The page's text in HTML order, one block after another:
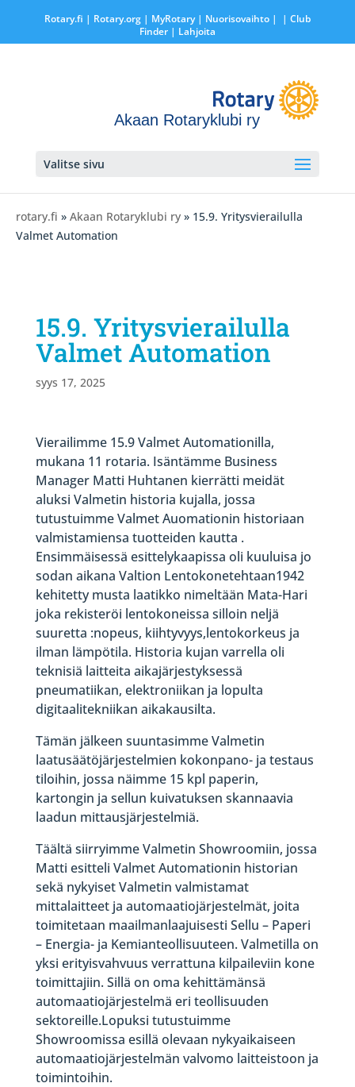
Rotary.fi | Rotary.org| MyRotary | Nuorisovaihto|
| Club
Finder| Lahjoita
Akaan Rotaryklubi ry
Valitse sivu
rotary.fi » Akaan Rotaryklubi ry » 15.9. Yritysvierailulla
Valmet Automation
15.9. Yritysvierailulla
Valmet Automation
syys 17, 2025
Vierailimme 15.9 Valmet Automationilla,
mukana 11 rotaria. Isäntämme Business
Manager Matti Huhtanen kierrätti meidät
aluksi Valmetin historia kujalla, jossa
tutustuimme Valmet Auomationin historiaan
valmistamiensa tuotteiden kautta .
Ensimmäisessä esittelykaapissa oli kuuluisa jo
sodan aikana Valtion Lentokonetehtaan1942
kehitetty musta laatikko nimeltään Mata-Hari
joka rekisteröi lentokoneissa silloin neljä
suuretta :nopeus, kiihtyvyys,lentokorkeus ja
ilman lämpötila. Historia kujan varrella oli
teknisiä laitteita aikajärjestyksessä
pneumatiikan, elektroniikan ja lopulta
digitaalitekniikan aikakausilta.
Tämän jälkeen suuntasimme Valmetin
laatusäätöjärjestelmien kokonpano- ja testaus
tiloihin, jossa näimme 15 kpl paperin,
kartongin ja sellun kuivatuksen skannaavia
laadun mittausjärjestelmiä.
Täältä siirryimme Valmetin Showroomiin, jossa
Matti esitteli Valmet Automationin historian
sekä nykyiset Valmetin valmistamat
mittalaitteet ja automaatiojärjestelmät, joita
toimitetaan maailmanlaajuisesti Sellu – Paperi
– Energia- ja Kemianteollisuuteen. Valmetilla on
yksi erityisvahvuus verrattuna kilpaileviin kone
toimittajiin. Sillä on oma kehittämänsä
automaatiojärjestelmä eri teollisuuden
sektoreille.Lopuksi tutustuimme
Showroomissa esillä olevaan nykyaikaiseen
automaatiojärjestelmän valvomo laitteistoon ja
toimintoihin.